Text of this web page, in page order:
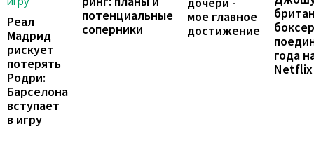
Реал
Мадрид
рискует
потерять
Родри:
Барселона
вступает
в игру
потенциальные
соперники
мое главное
достижение
года
Netflix